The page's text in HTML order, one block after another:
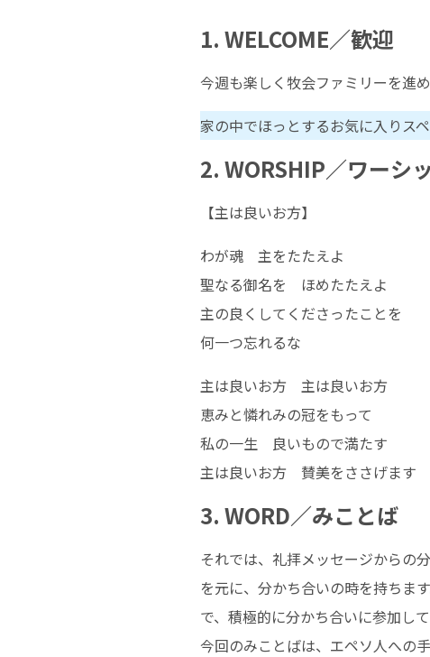
1. WELCOME／歓迎
今週も楽しく牧会ファミリーを進
家の中でほっとするお気に入りス
2. WORSHIP／ワーシ
【主は良いお方】
わが魂 主をたたえよ
聖なる御名を ほめたたえよ
主の良くしてくださったことを
何一つ忘れるな
主は良いお方 主は良いお方
恵みと憐れみの冠をもって
私の一生 良いもので満たす
主は良いお方 賛美をささげます
3. WORD／みことば
それでは、礼拝メッセージからの
を元に、分かち合いの時を持ちま
で、積極的に分かち合いに参加して
今回のみことばは、エペソ人への